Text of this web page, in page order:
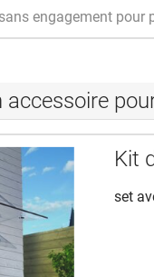
engagement pour
accessoire
Kit
set